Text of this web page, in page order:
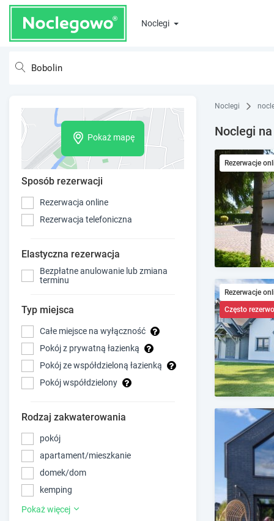
Noclegi
Pokaż mapę
Sposób rezerwacji
Rezerwacja online
Rezerwacja telefoniczna
Elastyczna rezerwacja
Bezpłatne anulowanie lub zmiana
terminu
Typ miejsca
Całe miejsce na wyłączność
Pokój z prywatną łazienką
Pokój ze współdzieloną łazienką
Pokój współdzielony
Rodzaj zakwaterowania
pokój
apartament/mieszkanie
domek/dom
kemping
Pokaż więcej
Noclegi
Noclegi na
Rezerwacje
Rezerwacje
Często